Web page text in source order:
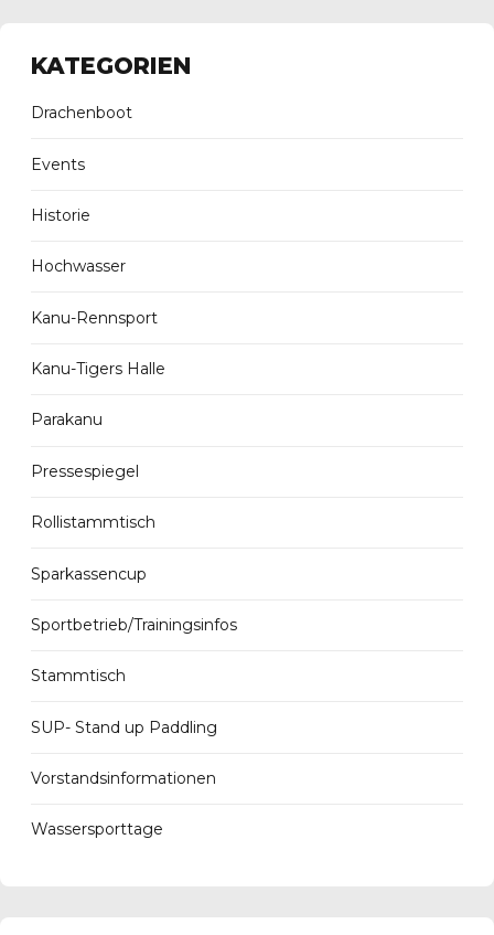
KATEGORIEN
Drachenboot
Events
Historie
Hochwasser
Kanu-Rennsport
Kanu-Tigers Halle
Parakanu
Pressespiegel
Rollistammtisch
Sparkassencup
Sportbetrieb/Trainingsinfos
Stammtisch
SUP- Stand up Paddling
Vorstandsinformationen
Wassersporttage